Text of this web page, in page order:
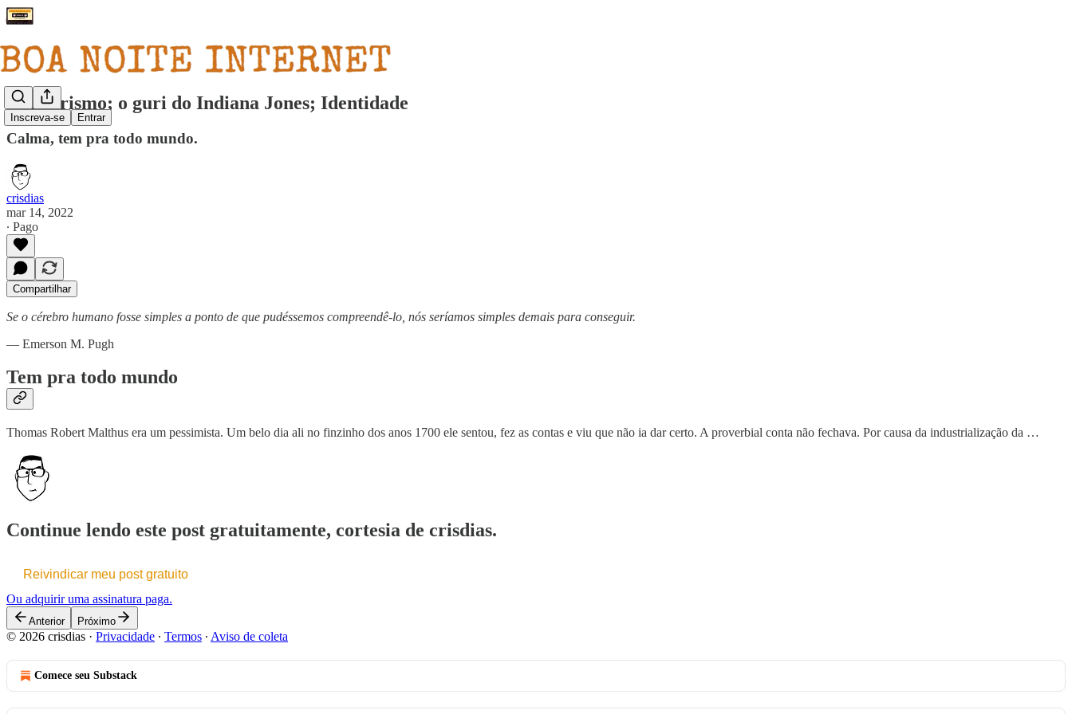
Inscreva-se Entrar
Mulherismo; o guri do Indiana Jones; Identidade
Calma, tem pra todo mundo.
crisdias
mar 14, 2022
∙ Pago
Compartilhar
Se o cérebro humano fosse simples a ponto de que pudéssemos compreendê-lo, nós seríamos simples demais para conseguir.
— Emerson M. Pugh
Tem pra todo mundo
Thomas Robert Malthus era um pessimista. Um belo dia ali no finzinho dos anos 1700 ele sentou, fez as contas e viu que não ia dar certo. A proverbial conta não fechava. Por causa da industrialização da …
Continue lendo este post gratuitamente, cortesia de crisdias.
Reivindicar meu post gratuito
Ou adquirir uma assinatura paga.
Anterior Próximo
© 2026 crisdias · Privacidade ∙ Termos ∙ Aviso de coleta
Comece seu Substack